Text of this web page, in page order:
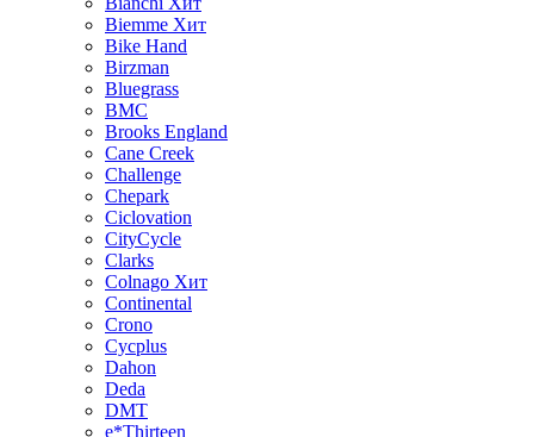
Biemme Хит
Bike Hand
Birzman
Bluegrass
BMC
Brooks England
Cane Creek
Challenge
Chepark
Ciclovation
CityCycle
Clarks
Colnago Хит
Continental
Crono
Cycplus
Dahon
Deda
DMT
e*Thirteen